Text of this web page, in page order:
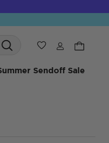
Verlanglijst
Sendoff Sale